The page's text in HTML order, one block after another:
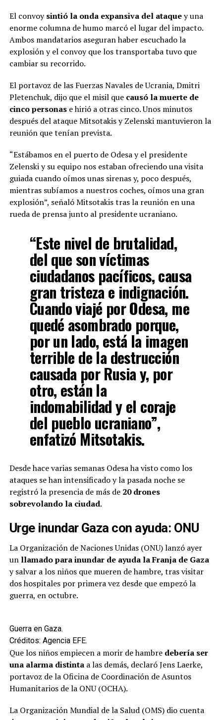
El convoysintió la onda expansiva del ataquey una
enorme columna de humo marcó el lugar del impacto.
Ambos mandatarios aseguran haber escuchado la
explosión y el convoy que los transportaba tuvo que
cambiar su recorrido.
El portavoz de las Fuerzas Navales de Ucrania, Dmitri
Pletenchuk, dijo que el misil que causó la muerte de
cinco personase hirió a otras cinco. Unos minutos
después del ataque Mitsotakis y Zelenski mantuvieron la
reunión que tenían prevista.
“Estábamos en el puerto de Odesa y el presidente
Zelenski y su equipo nos estaban ofreciendo una visita
guiada cuando oímos unas sirenas y, poco después,
mientras subíamos a nuestros coches, oímos una gran
explosión”, señaló Mitsotakis tras la reunión en una
rueda de prensa junto al presidente ucraniano.
“Este nivel de brutalidad,
del que son víctimas
ciudadanos pacíficos, causa
gran tristeza e indignación.
Cuando viajé por Odesa, me
quedé asombrado porque,
por un lado, está la imagen
terrible de la destrucción
causada por Rusia y, por
otro, están la
indomabilidad y el coraje
del pueblo ucraniano”,
enfatizó Mitsotakis.
Desde hace varias semanas Odesa ha visto como los
ataques se han intensificado y la pasada noche se
registró la presencia de más de20 drones
sobrevolando la ciudad.
Urge inundar Gaza con ayuda: ONU
La Organización de Naciones Unidas (ONU) lanzó ayer
unllamado para inundar de ayuda la Franja de Gaza
y salvar a los niños que mueren de hambre, tras visitar
dos hospitales por primera vez desde que empezó la
guerra, en octubre.
Guerra en Gaza.
Créditos: Agencia EFE.
Que los niños empiecen a morir de hambre debería ser
una alarma distintaa las demás, declaró Jens Laerke,
portavoz de la Oficina de Coordinación de Asuntos
Humanitarios de la ONU (OCHA).
La Organización Mundial de la Salud (OMS) dio cuenta